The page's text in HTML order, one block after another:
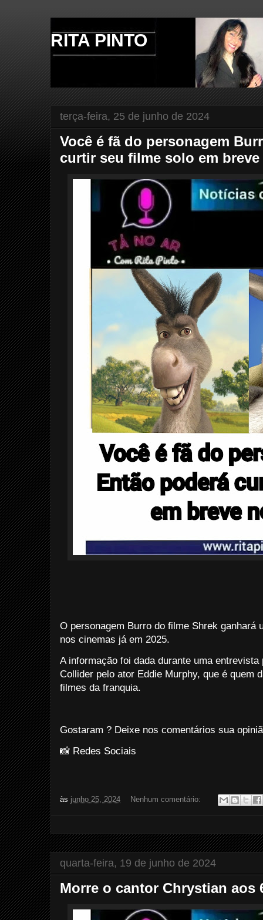
RITA PINTO
terça-feira, 25 de junho de 2024
Você é fã do personagem
curtir seu filme solo em breve
O personagem Burro do filme Shrek ganhará
nos cinemas já em 2025.
A informação foi dada durante uma
Collider pelo ator Eddie Murphy, que é quem
filmes da franquia.
Gostaram ? Deixe nos comentários sua
📸 Redes Sociais
às junho 25, 2024 Nenhum comentário:
quarta-feira, 19 de junho de 2024
Morre o cantor Chrystian aos